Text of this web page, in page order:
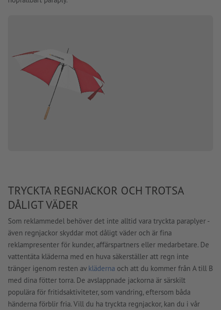
TRYCKTA REGNJACKOR OCH TROTSA
DÅLIGT VÄDER
Som reklammedel behöver det inte alltid vara tryckta paraplyer -
även regnjackor skyddar mot dåligt väder och är fina
reklampresenter för kunder, affärspartners eller medarbetare. De
vattentäta kläderna med en huva säkerställer att regn inte
tränger igenom resten av kläderna och att du kommer från A till B
med dina fötter torra. De avslappnade jackorna är särskilt
populära för fritidsaktiviteter, som vandring, eftersom båda
händerna förblir fria. Vill du ha tryckta regnjackor, kan du i vår